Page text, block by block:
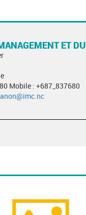
ET
Mobile : +687_837680